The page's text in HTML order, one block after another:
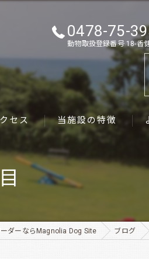
0478-75-
動物取扱登録番号 18-香
セス 当施設の特徴
ゴールデンレトリーバー
パピー
犬舎
ダーならMagnolia Dog Site ブログ